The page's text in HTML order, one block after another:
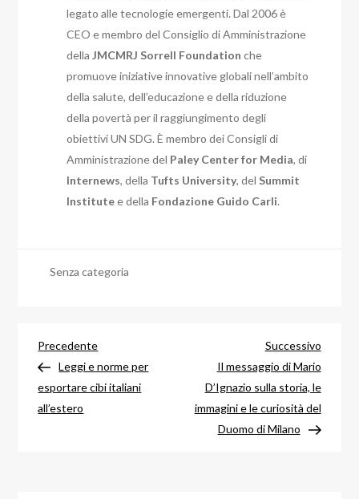
legato alle tecnologie emergenti. Dal 2006 è
CEO e membro del Consiglio di Amministrazione
dellaJMCMRJ Sorrell Foundationche
promuove iniziative innovative globali nell’ambito
della salute, dell’educazione e della riduzione
della povertà per il raggiungimento degli
obiettivi UN SDG. È membro dei Consigli di
Amministrazione del Paley Center for Media, di
Internews, della Tufts University, del Summit
Institutee della Fondazione Guido Carli.
Senza categoria
Navigazione
articoli
Articolo
precedente
Precedente
Leggi e norme per
esportare cibi italiani
all’estero
Successivo
Il messaggio di Mario
D’Ignazio sulla storia, le
immagini e le curiosità del
Duomo di Milano